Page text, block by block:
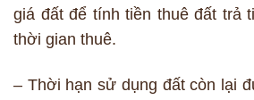
giá đất để tính tiền thuê đất trả
thời gian thuê.
– Thời hạn sử dụng đất còn lại